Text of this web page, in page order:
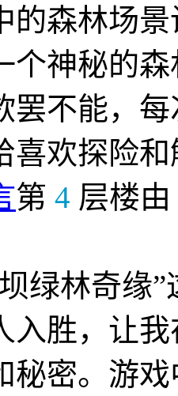
的森林场
个神秘的
罢不能，
喜欢探险
第 4 层楼由
绿林奇缘
入胜，让
秘密。游